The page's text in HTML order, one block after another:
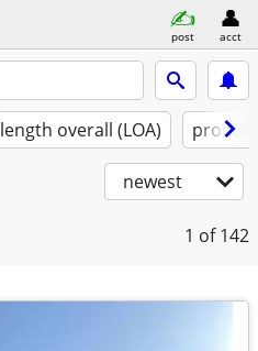
post acct
length overall (LOA)
newest
1 of 142